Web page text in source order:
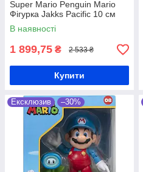
Super Mario Penguin Mario
Фігурка Jakks Pacific 10 см
В наявності
1 899,75 ₴ 2 533 ₴
Купити
Ексклюзив –30%